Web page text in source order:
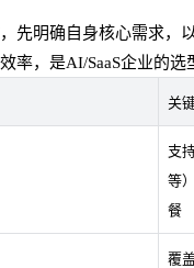
先明确自身核心需求，
率，是AI/SaaS企业的选
关
支
等
餐
覆